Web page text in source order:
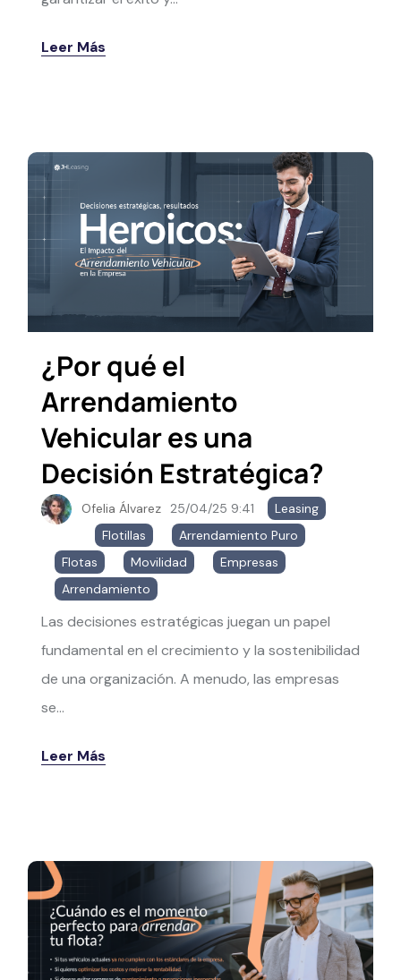
Leer Más
¿Por qué el
Arrendamiento
Vehicular es una
Decisión Estratégica?
Ofelia Álvarez 25/04/25 9:41 Leasing
Flotillas
Arrendamiento Puro
Flotas
Movilidad Empresas
Arrendamiento
Las decisiones estratégicas juegan un papel
fundamental en el crecimiento y la sostenibilidad
de una organización. A menudo, las empresas
se...
Leer Más